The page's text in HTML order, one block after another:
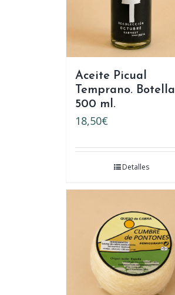
Aceite Picual
Temprano. Botella
500 ml.
18,50€
Detalles